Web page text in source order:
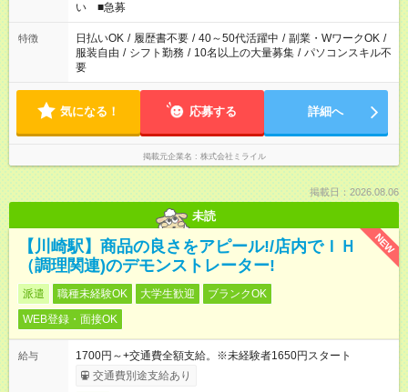
い ■急募
特徴 日払いOK / 履歴書不要 / 40～50代活躍中 / 副業・WワークOK /
服装自由 / シフト勤務 / 10名以上の大量募集 / パソコンスキル不
要
気になる！ 応募する 詳細へ
掲載元企業名 株式会社ミライル
掲載日：2026.08.06
未読
NEW
【川崎駅】商品の良さをアピール!/店内でＩＨ
（調理関連)のデモンストレーター!
派遣 職種未経験OK 大学生歓迎
ブランクOK
WEB登録・面接OK
給与
1700円～+交通費全額支給。※未経験者1650円スタート
交通費別途支給あり